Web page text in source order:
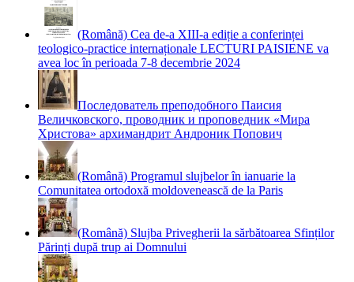
(Română) Cea de-a XIII-a ediție a conferinței
teologico-practice internaționale LECTURI PAISIENE va
avea loc în perioada 7-8 decembrie 2024
Последователь преподобного Паисия
Величковского, проводник и проповедник «Мира
Христова» архимандрит Андроник Попович
(Română) Programul slujbelor în ianuarie la
Comunitatea ortodoxă moldovenească de la Paris
(Română) Slujba Privegherii la sărbătoarea Sfinților
Părinți după trup ai Domnului